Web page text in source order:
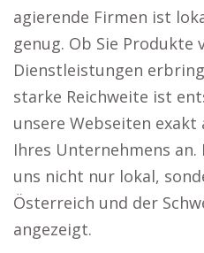
agierende Firmen ist
genug. Ob Sie Produkte
Dienstleistungen
starke Reichweite ist
unsere Webseiten
Ihres Unternehmens
uns nicht nur lokal,
Österreich und der
angezeigt.